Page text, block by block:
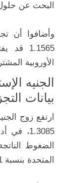
البحث عن
1.1565
الأوروبية
الجنيه
بيانات
1.3085،
الضغوط
المتحدة بنسبة 1.1% خلال شهر أكتوبر.